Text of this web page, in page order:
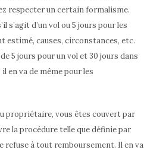
respecter un certain formalisme.
d’un vol ou 5 jours pour les
estimé, causes, circonstances, etc.
5 jours pour un vol et 30 jours dans
en va de même pour les
propriétaire, vous êtes couvert par
la procédure telle que définie par
refuse à tout remboursement. Il en va